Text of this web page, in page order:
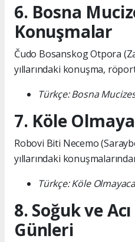
6. Bosna
Konuşmalar
Čudo Bosanskog Otpora
yıllarındaki konuşma,
Türkçe: Bosna
7. Köle
Robovi Biti Necemo
yıllarındaki
Türkçe: Köle
8. Soğuk ve
Günleri